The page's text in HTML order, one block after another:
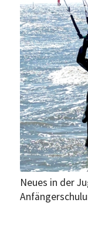
Neues in der